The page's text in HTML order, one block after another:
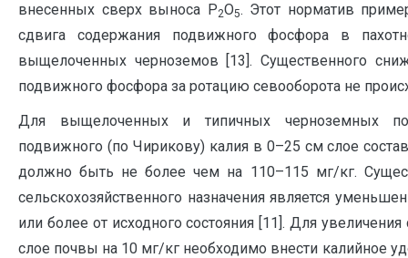
внесенных сверх выноса Р2О5. Этот норматив
сдвига содержания подвижного фосфора в
выщелоченных черноземов [13]. Существенного
подвижного фосфора за ротацию севооборота не
Для выщелоченных и типичных черноземных
подвижного (по Чирикову) калия в 0–25 см слое
должно быть не более чем на 110–115 мг/кг.
сельскохозяйственного назначения является
или более от исходного состояния [11]. Для
слое почвы на 10 мг/кг необходимо внести калийное